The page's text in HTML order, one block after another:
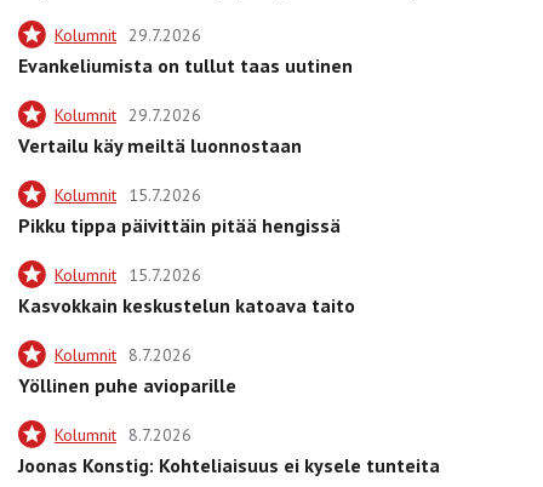
Kolumnit 29.7.2026
Evankeliumista on tullut taas uutinen
Kolumnit 29.7.2026
Vertailu käy meiltä luonnostaan
Kolumnit 15.7.2026
Pikku tippa päivittäin pitää hengissä
Kolumnit 15.7.2026
Kasvokkain keskustelun katoava taito
Kolumnit 8.7.2026
Yöllinen puhe avioparille
Kolumnit 8.7.2026
Joonas Konstig: Kohteliaisuus ei kysele tunteita